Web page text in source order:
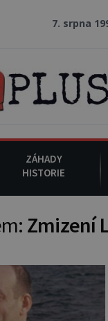
7. srpna 1994: Na
ZÁHADY
HISTORIE
Zmizení